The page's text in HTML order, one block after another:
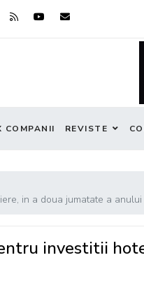
COMPANII REVISTE
in a doua jumatate a anului
investitii